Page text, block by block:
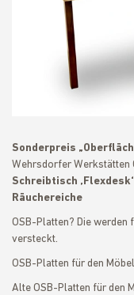
Sonderpreis
Wehrsdorfer Werkstätten
Schreibtisch
Räuchereiche
OSB-Platten? Die werden
versteckt.
OSB-Platten für den
Alte OSB-Platten für den